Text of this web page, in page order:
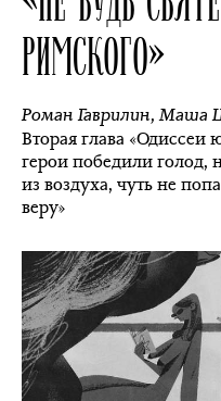
РИМСКОГО»
Роман Гаврилин,Маша
Вторая глава «Одиссеи
герои победили голод,
из воздуха, чуть не
веру»